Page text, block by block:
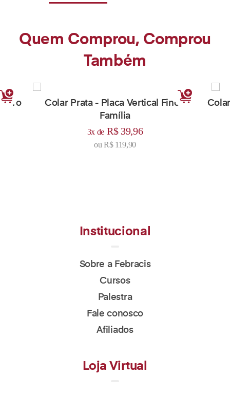
Quem Comprou, Comprou
Também
Colar Prata - Placa Vertical Fino -
Família
ou R$ 119,90
3x de R$ 39,96
Institucional
Sobre a Febracis
Cursos
Palestra
Fale conosco
Afiliados
Loja Virtual